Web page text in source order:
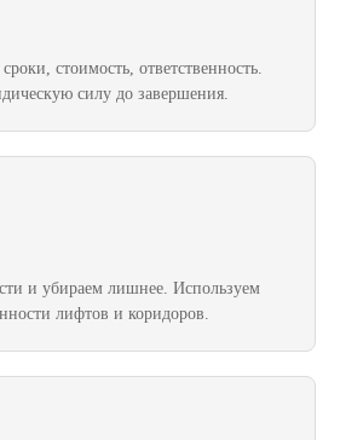
стоимость, ответственность.
силу до завершения.
и убираем лишнее. Используем
лифтов и коридоров.